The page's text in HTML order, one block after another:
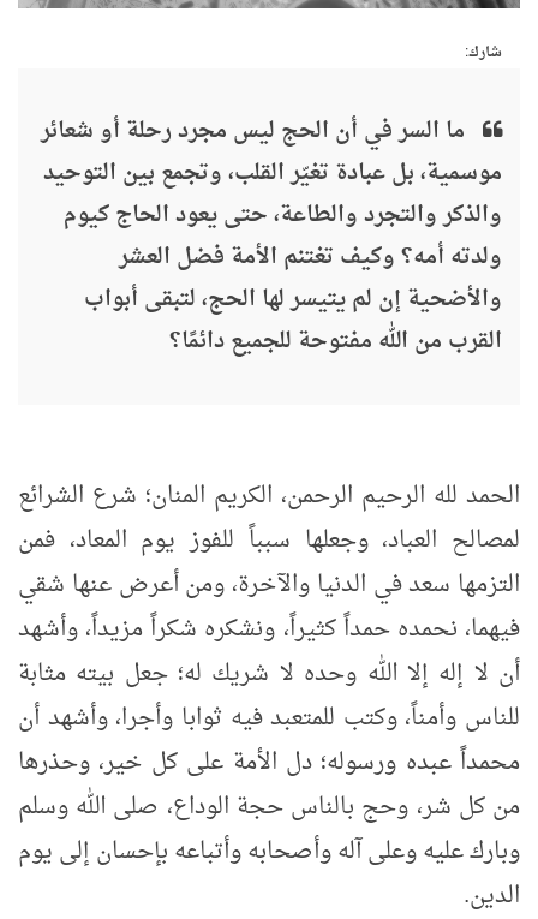
شارك:
ما السر في أن الحج ليس مجرد رحلة أو شعائر
موسمية، بل عبادة تغيّر القلب، وتجمع بين التوحيد
والذكر والتجرد والطاعة، حتى يعود الحاج كيوم
ولدته أمه؟ وكيف تغتنم الأمة فضل العشر
والأضحية إن لم يتيسر لها الحج، لتبقى أبواب
القرب من الله مفتوحة للجميع دائمًا؟
الحمد لله الرحيم الرحمن، الكريم المنان؛ شرع الشرائع
لمصالح العباد، وجعلها سبباً للفوز يوم المعاد، فمن
التزمها سعد في الدنيا والآخرة، ومن أعرض عنها شقي
فيهما، نحمده حمداً كثيراً، ونشكره شكراً مزيداً، وأشهد
أن لا إله إلا الله وحده لا شريك له؛ جعل بيته مثابة
للناس وأمناً، وكتب للمتعبد فيه ثوابا وأجرا، وأشهد أن
محمداً عبده ورسوله؛ دل الأمة على كل خير، وحذرها
من كل شر، وحج بالناس حجة الوداع، صلى الله وسلم
وبارك عليه وعلى آله وأصحابه وأتباعه بإحسان إلى يوم
الدين.